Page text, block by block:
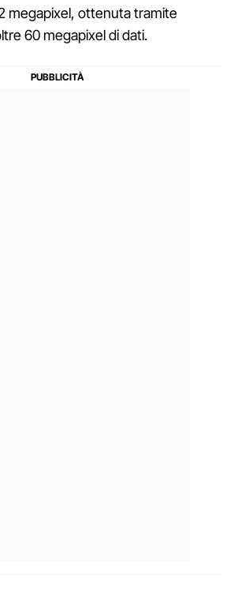
megapixel, ottenuta tramite
60 megapixel di dati.